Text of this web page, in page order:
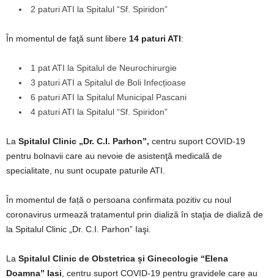
2 paturi ATI la Spitalul “Sf. Spiridon”
În momentul de faţă sunt libere 14 paturi ATI:
1 pat ATI la Spitalul de Neurochirurgie
3 paturi ATI a Spitalul de Boli Infecțioase
6 paturi ATI la Spitalul Municipal Pascani
4 paturi ATI la Spitalul “Sf. Spiridon”
La Spitalul Clinic „Dr. C.I. Parhon”, centru suport COVID-19
pentru bolnavii care au nevoie de asistenţă medicală de
specialitate, nu sunt ocupate paturile ATI.
În momentul de față o persoana confirmata pozitiv cu noul
coronavirus urmează tratamentul prin dializă în staţia de dializă de
la Spitalul Clinic „Dr. C.I. Parhon” Iaşi.
La Spitalul Clinic de Obstetrica și Ginecologie “Elena
Doamna” Iasi , centru suport COVID-19 pentru gravidele care au